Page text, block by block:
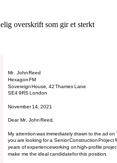
overskrift som gir et sterkt